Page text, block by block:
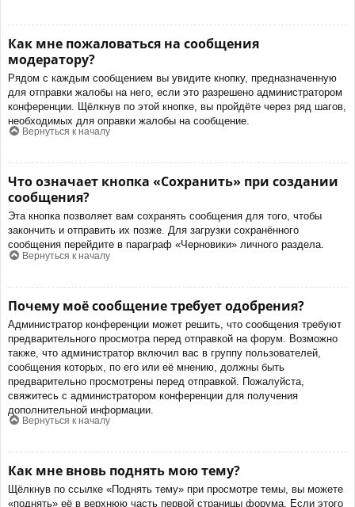
Как мне пожаловаться на сообщения
модератору?
Рядом с каждым сообщением вы увидите кнопку, предназначенную
для отправки жалобы на него, если это разрешено администратором
конференции. Щёлкнув по этой кнопке, вы пройдёте через ряд шагов,
необходимых для оправки жалобы на сообщение.
Вернуться к началу
Что означает кнопка «Сохранить» при создании
сообщения?
Эта кнопка позволяет вам сохранять сообщения для того, чтобы
закончить и отправить их позже. Для загрузки сохранённого
сообщения перейдите в параграф «Черновики» личного раздела.
Вернуться к началу
Почему моё сообщение требует одобрения?
Администратор конференции может решить, что сообщения требуют
предварительного просмотра перед отправкой на форум. Возможно
также, что администратор включил вас в группу пользователей,
сообщения которых, по его или её мнению, должны быть
предварительно просмотрены перед отправкой. Пожалуйста,
свяжитесь с администратором конференции для получения
дополнительной информации.
Вернуться к началу
Как мне вновь поднять мою тему?
Щёлкнув по ссылке «Поднять тему» при просмотре темы, вы можете
«поднять» её в верхнюю часть первой страницы форума. Если этого